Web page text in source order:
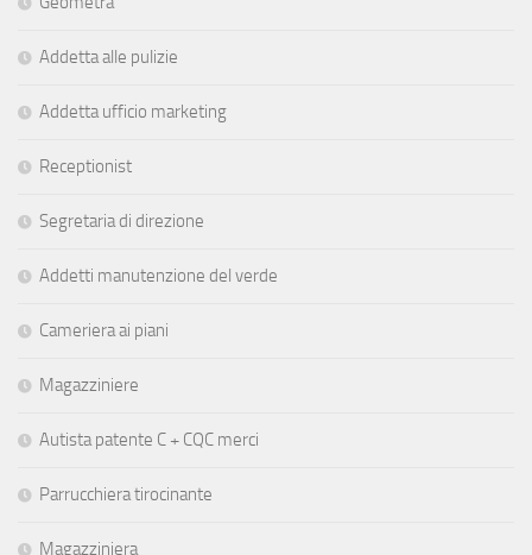
Addetta alle pulizie
Addetta ufficio marketing
Receptionist
Segretaria di direzione
Addetti manutenzione del verde
Cameriera ai piani
Magazziniere
Autista patente C + CQC merci
Parrucchiera tirocinante
Magazziniera